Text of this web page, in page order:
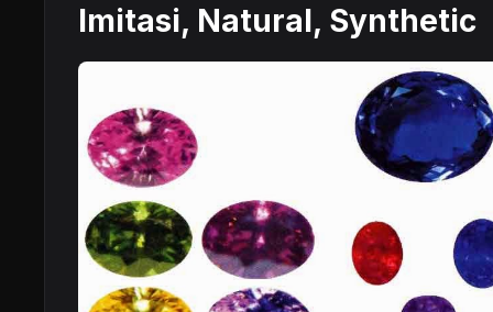
Imitasi, Natural, Synthetic